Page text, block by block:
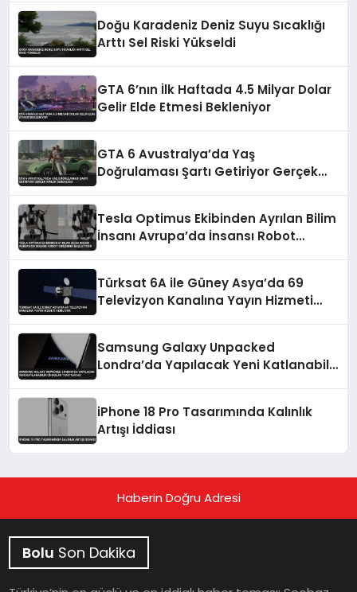
Doğu Karadeniz Deniz Suyu Sıcaklığı
Arttı Sel Riski Yükseldi
GTA 6’nın İlk Haftada 4.5 Milyar Dolar
Gelir Elde Etmesi Bekleniyor
GTA 6 Avustralya’da Yaş
Doğrulaması Şartı Getiriyor Gerçek
Tesla Optimus Ekibinden Ayrılan Bilim
İnsanı Avrupa’da İnsansı Robot
Türksat 6A ile Güney Asya’da 69
Televizyon Kanalına Yayın Hizmeti
Samsung Galaxy Unpacked
Londra’da Yapılacak Yeni Katlanabilir
iPhone 18 Pro Tasarımında Kalınlık
Artışı İddiası
Haberin Doğru Adresi
Bolu Son Dakika